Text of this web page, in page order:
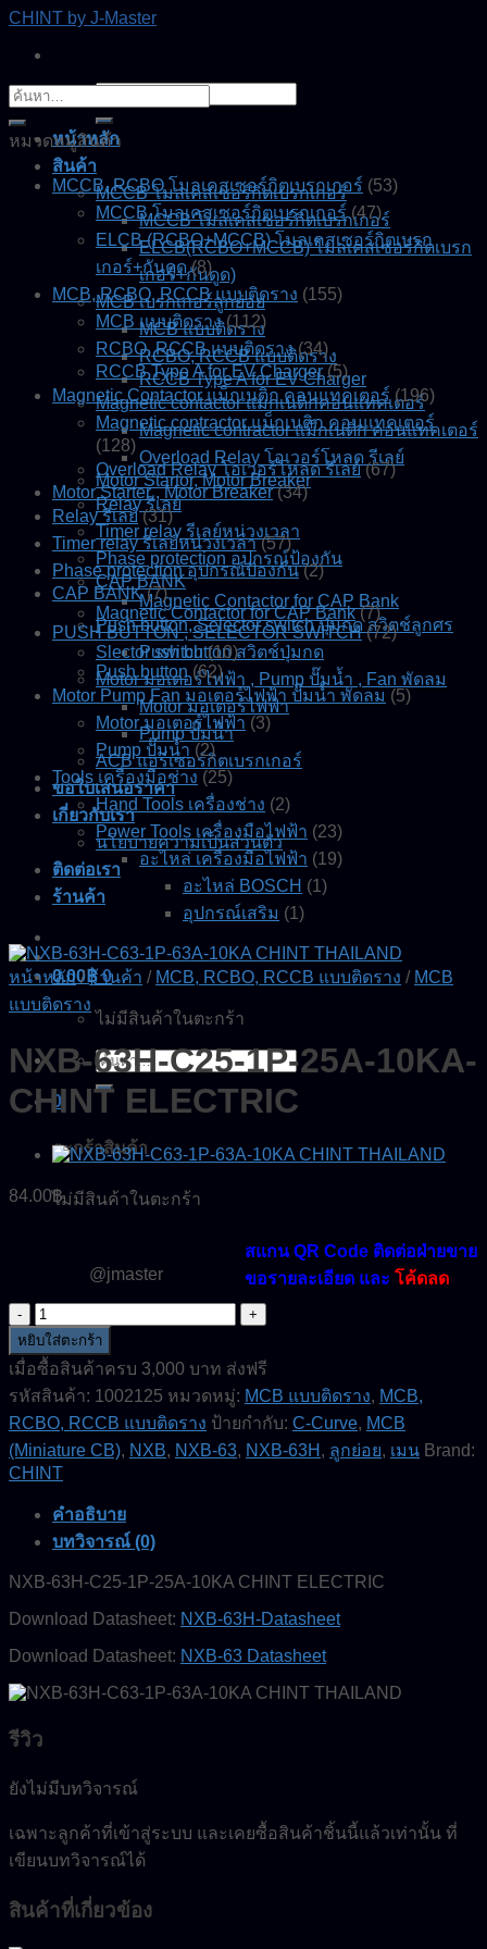
Skip
content
CHINT by J-Master
หน้าหลัก
สินค้า
MCCB โมลเคสเซอร์กิตเบรกเกอร์
MCCB โมลเคสเซอร์กิตเบรกเกอร์
ELCB(RCBO+MCCB) โมลเคสเซอร์กิตเบรก
เกอร์+กันดูด)
MCB เบรกเกอร์ลูกย่อย
MCB แบบติดราง
RCBO, RCCB แบบติดราง
RCCB Type A for EV Charger
Magnetic contactor แมกเนติกคอนแทคเตอร์
Magnetic contractor แม็กเนติก คอนแทคเตอร์
Overload Relay โอเวอร์โหลด รีเลย์
Motor Startor, Motor Breaker
Relay รีเลย์
Timer relay รีเลย์หน่วงเวลา
Phase protection อุปกรณ์ป้องกัน
CAP BANK
Magnetic Contactor for CAP Bank
Push button, Selector switch ปุ่มกด สวิตช์ลูกศร
Push button สวิตช์ปุ่มกด
Motor มอเตอร์ไฟฟ้า , Pump ปั๊มน้ำ , Fan พัดลม
Motor มอเตอร์ไฟฟ้า
Pump ปั๊มน้ำ
ACB แอร์เซอร์กิตเบรกเกอร์
ขอใบเสนอราคา
เกี่ยวกับเรา
นโยบายความเป็นส่วนตัว
ติดต่อเรา
ร้านค้า
0.00฿ 0
ไม่มีสินค้าในตะกร้า
ค้นหา:
0
ตะกร้าสินค้า
ไม่มีสินค้าในตะกร้า
ค้นหา:
หมวดหมู่สินค้า
MCCB, RCBO โมลเคสเซอร์กิตเบรกเกอร์ (53)
MCCB โมลเคสเซอร์กิตเบรกเกอร์ (47)
ELCB (RCBO+MCCB) โมลเคสเซอร์กิตเบรก
เกอร์+กันดูด (8)
MCB, RCBO, RCCB แบบติดราง (155)
MCB แบบติดราง (112)
RCBO, RCCB แบบติดราง (34)
RCCB Type A for EV Charger (5)
Magnetic Contactor แม็กเนติก คอนแทคเตอร์ (196)
Magnetic contractor แม็กเนติก คอนแทคเตอร์
(128)
Overload Relay โอเวอร์โหลด รีเลย์ (67)
Motor Starter , Motor Breaker (34)
Relay รีเลย์ (31)
Timer relay รีเลย์หน่วงเวลา (57)
Phase protection อุปกรณ์ป้องกัน (2)
CAP BANK (7)
Magnetic Contactor for CAP Bank (7)
PUSH BUTTON , SELECTOR SWITCH (72)
Slector switch (10)
Push button (62)
Motor Pump Fan มอเตอร์ไฟฟ้า ปั๊มน้ำ พัดลม (5)
Motor มอเตอร์ไฟฟ้า (3)
Pump ปั๊มน้ำ (2)
Tools เครื่องมือช่าง (25)
Hand Tools เครื่องช่าง (2)
Power Tools เครื่องมือไฟฟ้า (23)
อะไหล่ เครื่องมือไฟฟ้า (19)
อะไหล่ BOSCH (1)
อุปกรณ์เสริม (1)
หน้าหลัก / ร้านค้า / MCB, RCBO, RCCB แบบติดราง / MCB
แบบติดราง
NXB-63H-C25-1P-25A-10KA-
CHINT ELECTRIC
84.00฿
@jmaster
สแกน QR Code ติดต่อฝ่ายขาย
ขอรายละเอียด และ โค้ดลด
จำนวน
NXB-
63H-
C25-
1P-
25A-
10KA-
CHINT
ELECTRIC
หยิบใส่ตะกร้า
เมื่อซื้อสินค้าครบ 3,000 บาท ส่งฟรี
รหัสสินค้า: 1002125 หมวดหมู่: MCB แบบติดราง, MCB,
RCBO, RCCB แบบติดราง ป้ายกำกับ: C-Curve, MCB
(Miniature CB), NXB, NXB-63, NXB-63H , ลูกย่อย, เมน Brand:
CHINT
คำอธิบาย
บทวิจารณ์ (0)
NXB-63H-C25-1P-25A-10KA CHINT ELECTRIC
Download Datasheet: NXB-63H-Datasheet
Download Datasheet: NXB-63 Datasheet
รีวิว
ยังไม่มีบทวิจารณ์
เฉพาะลูกค้าที่เข้าสู่ระบบ และเคยซื้อสินค้าชิ้นนี้แล้วเท่านั้น ที่
เขียนบทวิจารณ์ได้
สินค้าที่เกี่ยวข้อง